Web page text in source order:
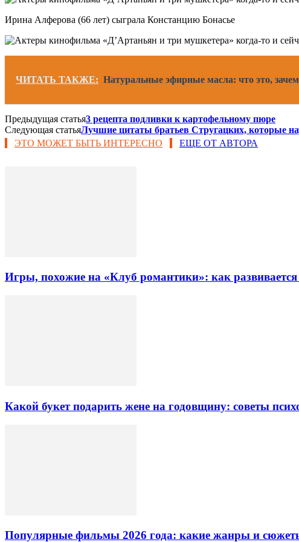
Ирина Алферова (66 лет) сыграла Констанцию Бонасье
ЧИТАТЬ ТАКЖЕ: Натуральные эфирные масла: что это,
Предыдущая статья3 рецепта подливки к картофельному пюре
Следующая статьяЛучшие цитаты братьев Стругацких, которые
ЭТО МОЖЕТ БЫТЬ ИНТЕРЕСНО
ЕЩЕ ОТ АВТОРА
Игры, похожие на «Клуб романтики»: как
Какой букет подарить жене на годовщину: советы
Популярные фильмы 2026 года: какие жанры и